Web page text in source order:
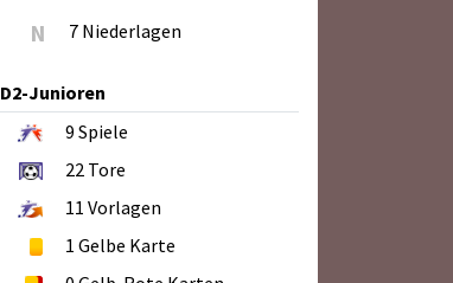
N 7 Niederlagen
D2-Junioren
9 Spiele
22 Tore
11 Vorlagen
1 Gelbe Karte